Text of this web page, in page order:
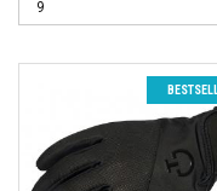
Rękawiczki jeździeckie CT
Cavalleria Toscana. Kolor
Unisex. Wersja letnia.
elastyczne i wytrzymałe.
grip od spodu dłoni.